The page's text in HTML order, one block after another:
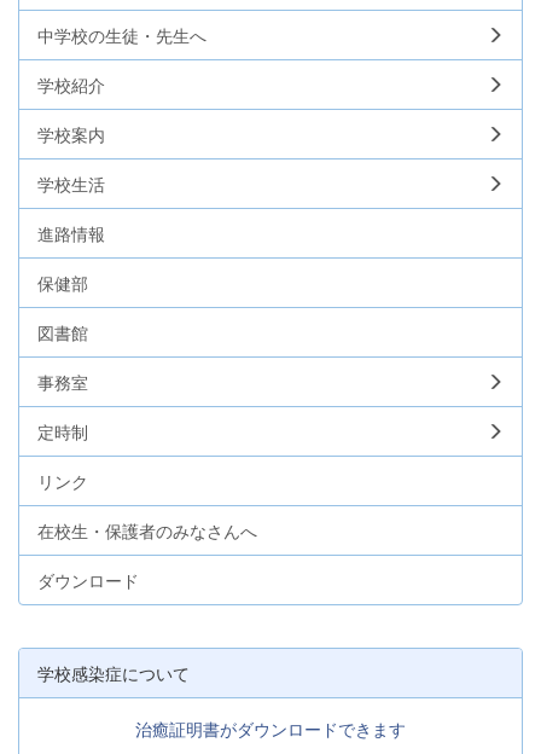
中学校の生徒・先生へ
学校紹介
学校案内
学校生活
進路情報
保健部
図書館
事務室
定時制
リンク
在校生・保護者のみなさんへ
ダウンロード
学校感染症について
治癒証明書がダウンロードできます